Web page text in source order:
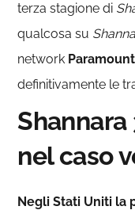
terza stagione di
qualcosa su
network
definitivamente le
nel caso
Negli Stati Uniti la